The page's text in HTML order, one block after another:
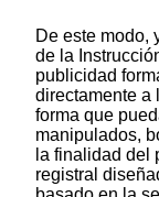
De este modo,
de la
publicidad
directamente a
forma que
manipulados,
la finalidad del
registral